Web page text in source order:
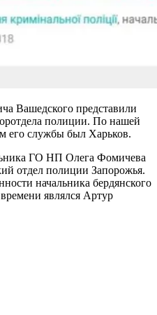
Вашедского представили
полиции. По нашей
его службы был Харьков.
ГО НП Олега Фомичева
отдел полиции Запорожья.
начальника бердянского
являлся Артур